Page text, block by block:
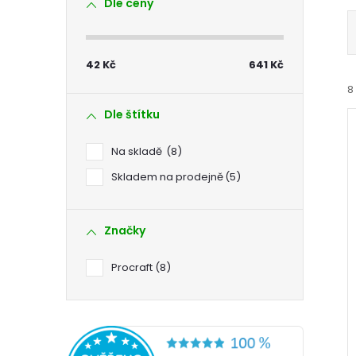
p
a
Dle ceny
42 Kč 641 Kč
Dle štítku
Na skladě 8
Skladem na prodejně 5
Značky
Procraft 8
8